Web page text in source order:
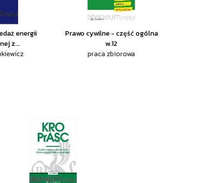
energii
z...
Prawo cywilne - część ogólna
w.12
praca zbiorowa